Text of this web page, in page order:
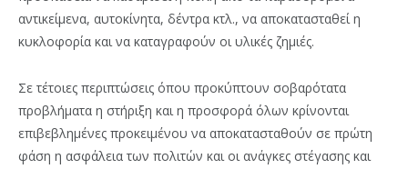
αντικείμενα, αυτοκίνητα, δέντρα κτλ., να αποκατασταθεί η
κυκλοφορία και να καταγραφούν οι υλικές ζημιές.
Σε τέτοιες περιπτώσεις όπου προκύπτουν σοβαρότατα
προβλήματα η στήριξη και η προσφορά όλων κρίνονται
επιβεβλημένες προκειμένου να αποκατασταθούν σε πρώτη
φάση η ασφάλεια των πολιτών και οι ανάγκες στέγασης και